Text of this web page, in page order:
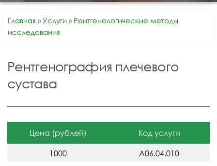
Главная » Услуги » Рентгенологические методы
исследования
Рентгенография плечевого
сустава
Цена (рублей) Код услуги
1000 A06.04.010